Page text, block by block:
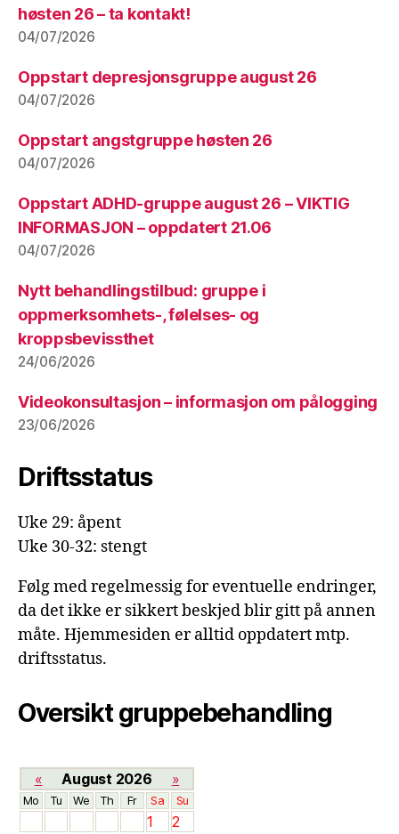
høsten 26 – ta kontakt!
04/07/2026
Oppstart depresjonsgruppe august 26
04/07/2026
Oppstart angstgruppe høsten 26
04/07/2026
Oppstart ADHD-gruppe august 26 – VIKTIG
INFORMASJON – oppdatert 21.06
04/07/2026
Nytt behandlingstilbud: gruppe i
oppmerksomhets-, følelses- og
kroppsbevissthet
24/06/2026
Videokonsultasjon – informasjon om pålogging
23/06/2026
Driftsstatus
Uke 29: åpent
Uke 30-32: stengt
Følg med regelmessig for eventuelle endringer,
da det ikke er sikkert beskjed blir gitt på annen
måte. Hjemmesiden er alltid oppdatert mtp.
driftsstatus.
Oversikt gruppebehandling
« August 2026 »
Mo Tu We Th Fr Sa Su
1
2